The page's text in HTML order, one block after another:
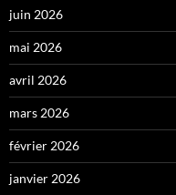
juin 2026
mai 2026
avril 2026
mars 2026
février 2026
janvier 2026